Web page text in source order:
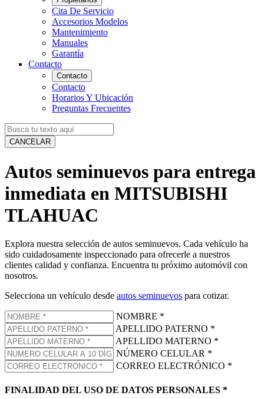
Cita De Servicio
Accesorios Modelos
Mantenimiento
Manuales
Garantía
Contacto
Contacto
Contacto
Horarios Y Ubicación
Preguntas Frecuentes
CANCELAR
Autos seminuevos para entrega
inmediata en MITSUBISHI
TLAHUAC
Explora nuestra selección de autos seminuevos. Cada vehículo ha
sido cuidadosamente inspeccionado para ofrecerle a nuestros
clientes calidad y confianza. Encuentra tu próximo automóvil con
nosotros.
Selecciona un vehículo desde autos seminuevos para cotizar.
NOMBRE *
APELLIDO PATERNO *
APELLIDO MATERNO *
NÚMERO CELULAR *
CORREO ELECTRÓNICO *
FINALIDAD DEL USO DE DATOS PERSONALES *